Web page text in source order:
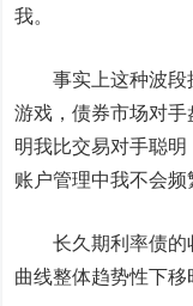
我。
事实上这种波段
游戏，债券市场对
明我比交易对手聪
账户管理中我不会频
长久期利率债的
曲线整体趋势性下移